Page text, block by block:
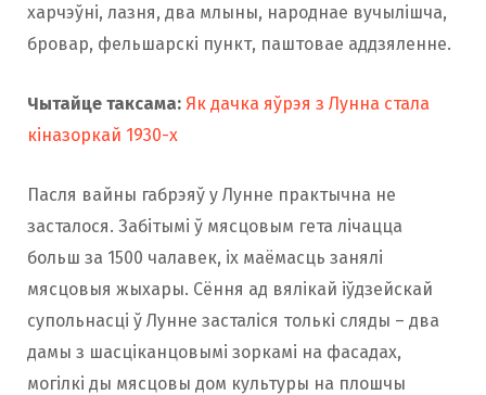
харчэўні, лазня, два млыны, народнае вучылішча,
бровар, фельшарскі пункт, паштовае аддзяленне.
Чытайце таксама: Як дачка яўрэя з Лунна стала
кіназоркай 1930-х
Пасля вайны габрэяў у Лунне практычна не
засталося. Забітымі ў мясцовым гета лічацца
больш за 1500 чалавек, іх маёмасць занялі
мясцовыя жыхары. Сёння ад вялікай іўдзейскай
супольнасці ў Лунне засталіся толькі сляды – два
дамы з шасціканцовымі зоркамі на фасадах,
могілкі ды мясцовы дом культуры на плошчы